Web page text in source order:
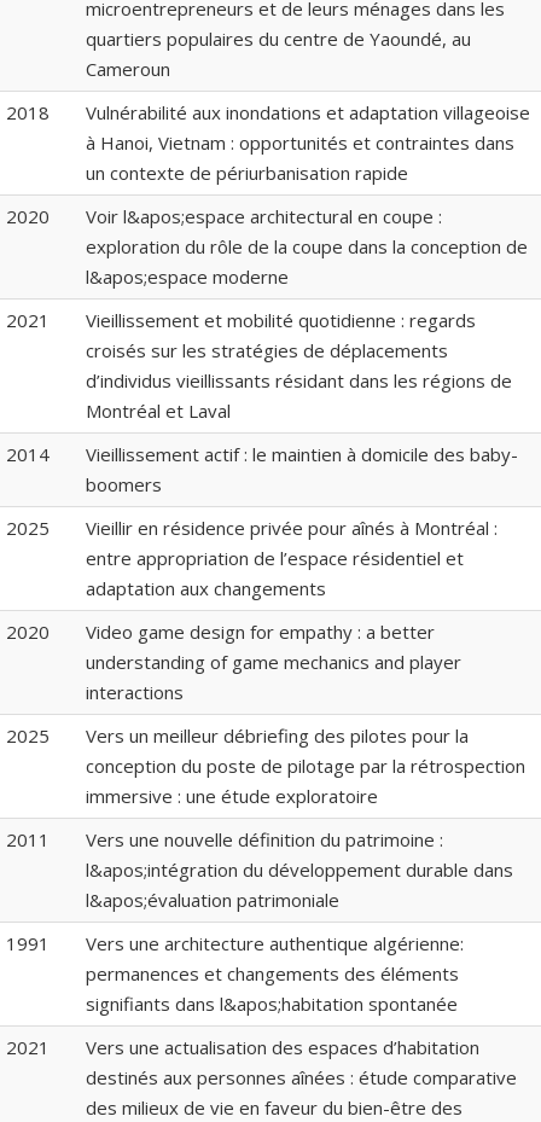
microentrepreneurs et de leurs ménages dans les
quartiers populaires du centre de Yaoundé, au
Cameroun
2018
Vulnérabilité aux inondations et adaptation villageoise
à Hanoi, Vietnam : opportunités et contraintes dans
un contexte de périurbanisation rapide
2020
Voir l&apos;espace architectural en coupe :
exploration du rôle de la coupe dans la conception de
l&apos;espace moderne
2021
Vieillissement et mobilité quotidienne : regards
croisés sur les stratégies de déplacements
d’individus vieillissants résidant dans les régions de
Montréal et Laval
2014
Vieillissement actif : le maintien à domicile des baby-
boomers
2025
Vieillir en résidence privée pour aînés à Montréal :
entre appropriation de l’espace résidentiel et
adaptation aux changements
2020
Video game design for empathy : a better
understanding of game mechanics and player
interactions
2025
Vers un meilleur débriefing des pilotes pour la
conception du poste de pilotage par la rétrospection
immersive : une étude exploratoire
2011
Vers une nouvelle définition du patrimoine :
l&apos;intégration du développement durable dans
l&apos;évaluation patrimoniale
1991
Vers une architecture authentique algérienne:
permanences et changements des éléments
signifiants dans l&apos;habitation spontanée
2021
Vers une actualisation des espaces d’habitation
destinés aux personnes aînées : étude comparative
des milieux de vie en faveur du bien-être des